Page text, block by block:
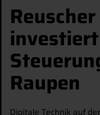
Raupen
Digitale Technik auf